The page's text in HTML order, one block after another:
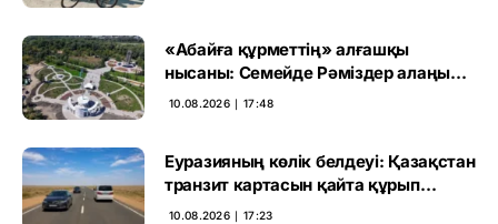
«Абайға құрметтің» алғашқы
нысаны: Семейде Рәміздер алаңы
ашылды
10.08.2026 ∣ 17:48
Еуразияның көлік белдеуі: Қазақстан
транзит картасын қайта құрып
жатыр
10.08.2026 ∣ 17:23